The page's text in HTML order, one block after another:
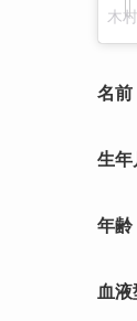
木
名前
生年
年齢
血